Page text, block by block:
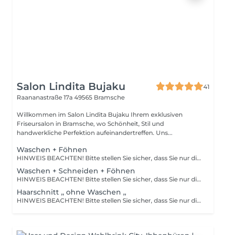
Salon Lindita Bujaku
41
Raananastraße 17a 49565 Bramsche
Willkommen im Salon Lindita Bujaku Ihrem exklusiven
Friseursalon in Bramsche, wo Schönheit, Stil und
handwerkliche Perfektion aufeinandertreffen. Uns...
Waschen + Föhnen
HINWEIS BEACHTEN! Bitte stellen Sie sicher, dass Sie nur die Dienstleistung buchen, die Sie tatsächlich in Anspruch nehmen möchten. Änderungen vor Ort sind nicht möglich. Gebuchte Dienstleistungen werden wie reserviert abgerechnet. Viele Dank für Ihr Verständnis! Ihr Salon Lindita Bujaku
Waschen + Schneiden + Föhnen
HINWEIS BEACHTEN! Bitte stellen Sie sicher, dass Sie nur die Dienstleistung buchen, die Sie tatsächlich in Anspruch nehmen möchten. Änderungen vor Ort sind nicht möglich. Gebuchte Dienstleistungen werden wie reserviert abgerechnet. Viele Dank für Ihr Verständnis! Ihr Salon Lindita Bujaku
Haarschnitt ,, ohne Waschen ,,
HINWEIS BEACHTEN! Bitte stellen Sie sicher, dass Sie nur die Dienstleistung buchen, die Sie tatsächlich in Anspruch nehmen möchten. Änderungen vor Ort sind nicht möglich. Gebuchte Dienstleistungen werden wie reserviert abgerechnet. Viele Dank für Ihr Verständnis! Ihr Salon Lindita Bujaku